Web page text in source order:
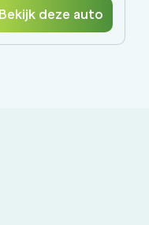
Bekijk deze auto